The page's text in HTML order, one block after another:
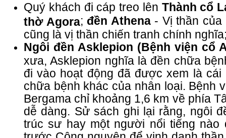
Quý khách đi cáp treo lên Thành cổ
thờ Agora; đền Athena- Vị thần của
cũng là vị thần chiến tranh chính
Ngôi đền Asklepion (Bệnh viện cổ
xưa, Asklepion nghĩa là đền chữa
đi vào hoạt động đã được xem là
chữa bệnh khác của nhân loại. Bệnh
Bergama chỉ khoảng 1,6 km về phía
dễ dàng. Sử sách ghi lại rằng, ngôi
trúc sư hay một người nổi tiếng